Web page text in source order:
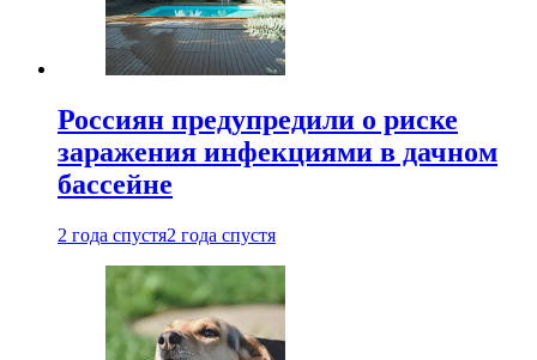
Россиян предупредили о риске
заражения инфекциями в дачном
бассейне
2 года спустя2 года спустя